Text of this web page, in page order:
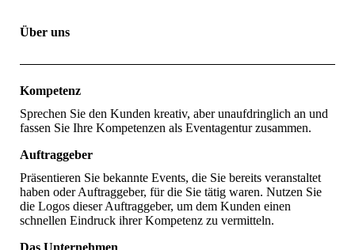
Über uns
Kompetenz
Sprechen Sie den Kunden kreativ, aber unaufdringlich an und
fassen Sie Ihre Kompetenzen als Eventagentur zusammen.
Auftraggeber
Präsentieren Sie bekannte Events, die Sie bereits veranstaltet
haben oder Auftraggeber, für die Sie tätig waren. Nutzen Sie
die Logos dieser Auftraggeber, um dem Kunden einen
schnellen Eindruck ihrer Kompetenz zu vermitteln.